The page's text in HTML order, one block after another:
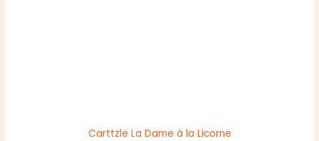
Carttzle La Dame à la Licorne